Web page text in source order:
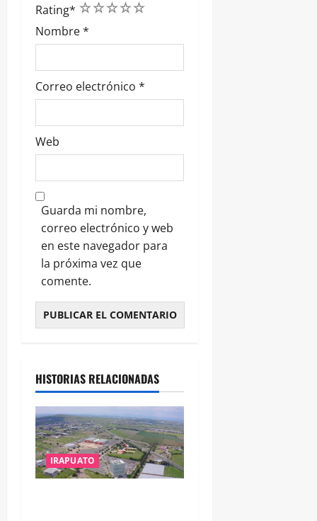
Rating* 5
4
3
2
1
Nombre*
Correo electrónico *
Web
Guarda mi nombre,
correo electrónico y web
en este navegador para
la próxima vez que
comente.
HISTORIAS RELACIONADAS
IRAPUATO